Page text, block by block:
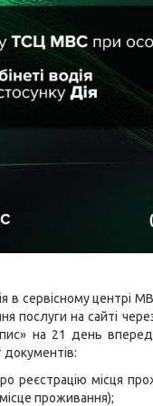
в сервісному центрі
послуги на сайті
на 21 день
документів:
реєстрацію місця
проживання);